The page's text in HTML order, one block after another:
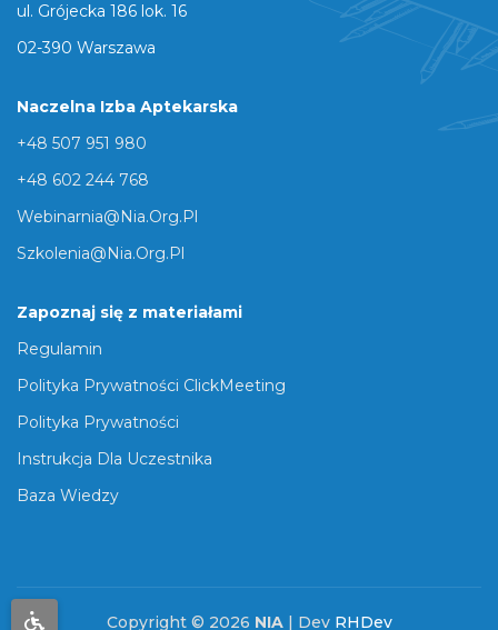
ul. Grójecka 186 lok. 16
02-390 Warszawa
Naczelna Izba Aptekarska
+48 507 951 980
+48 602 244 768
Webinarnia@nia.org.pl
Szkolenia@nia.org.pl
Zapoznaj się z materiałami
Regulamin
Polityka Prywatności ClickMeeting
Polityka Prywatności
Instrukcja Dla Uczestnika
Baza Wiedzy
Copyright © 2026 NIA| Dev RHDev